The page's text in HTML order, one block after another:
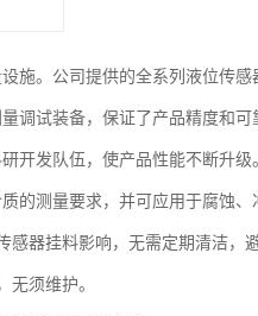
施。公司提供的全系列液位传
调试装备，保证了产品精度和
开发队伍，使产品性能不断升级
的测量要求，并可应用于腐蚀、
器挂料影响，无需定期清洁，
无须维护。